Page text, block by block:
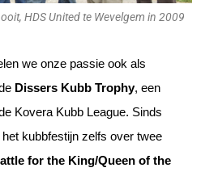
HDS United te Wevelgem in 2009
we onze passie ook als
Dissers Kubb Trophy, een
Kovera Kubb League. Sinds
kubbfestijn zelfs over twee
for the King/Queen of the